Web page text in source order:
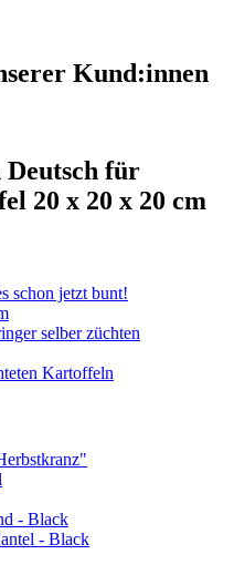
Kund:innen
für
20 x 20 x 20 cm
schon jetzt bunt!
selber züchten
Kartoffeln
- Black
- Black